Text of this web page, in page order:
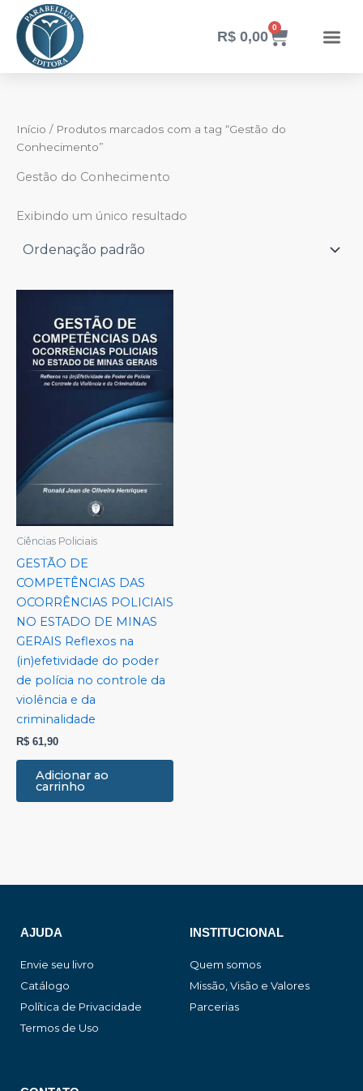
para
conteúdo
R$ 0,00
0
Carrinho
Início / Produtos marcados com a tag “Gestão do
Conhecimento”
Gestão do Conhecimento
Exibindo um único resultado
Ciências Policiais
GESTÃO DE
COMPETÊNCIAS DAS
OCORRÊNCIAS POLICIAIS
NO ESTADO DE MINAS
GERAIS Reflexos na
(in)efetividade do poder
de polícia no controle da
violência e da
criminalidade
R$ 61,90
Adicionar ao
carrinho
AJUDA
Envie seu livro
Catálogo
Política de Privacidade
Termos de Uso
INSTITUCIONAL
Quem somos
Missão, Visão e Valores
Parcerias